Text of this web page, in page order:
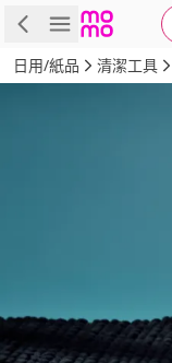
商品
日用/紙品 清潔工具